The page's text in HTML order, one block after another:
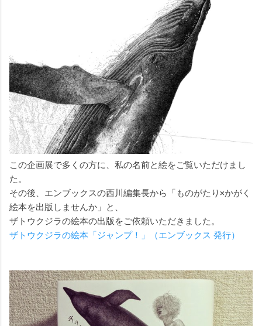
この企画展で多くの方に、私の名前と絵をご覧いただけまし
た。
その後、エンブックスの西川編集長から「ものがたり×かがく
絵本を出版しませんか」と、
ザトウクジラの絵本の出版をご依頼いただきました。
ザトウクジラの絵本「ジャンプ！」（エンブックス 発行）